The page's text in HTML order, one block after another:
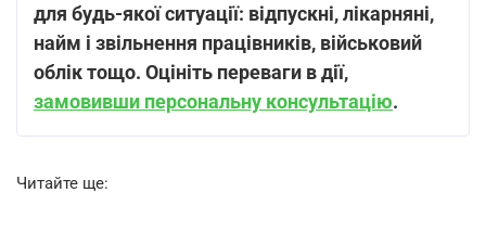
для будь-якої ситуації: відпускні, лікарняні,
найм і звільнення працівників, військовий
облік тощо. Оцініть переваги в дії,
замовивши персональну консультацію.
Читайте ще: